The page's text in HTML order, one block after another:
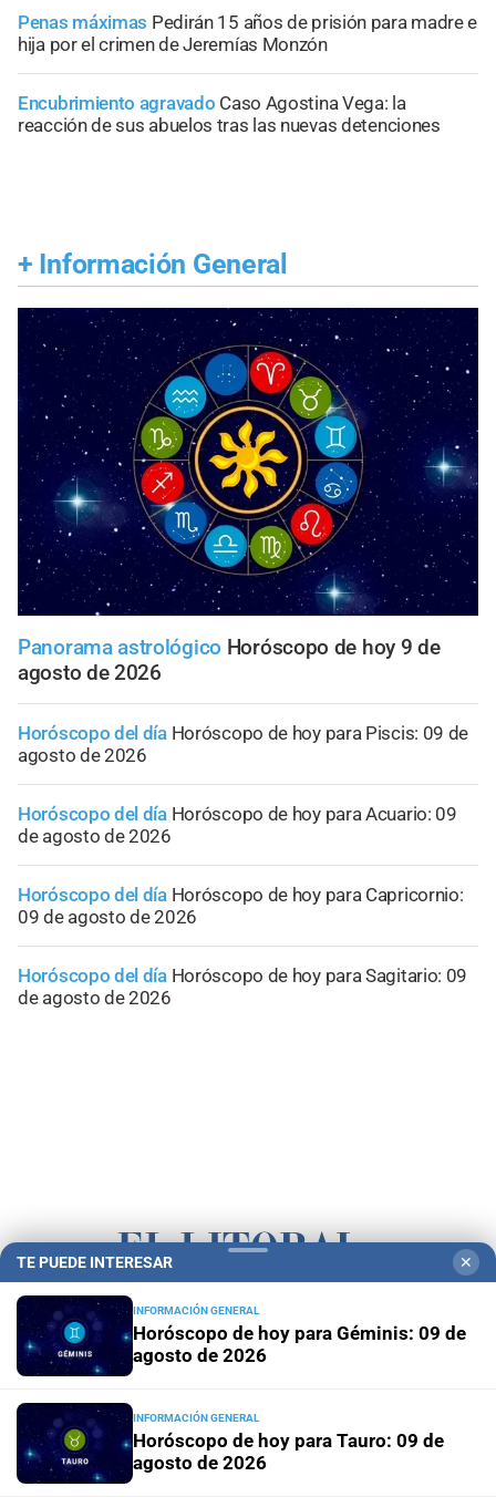
Penas máximas Pedirán 15 años de prisión para madre e
hija por el crimen de Jeremías Monzón
Encubrimiento agravado Caso Agostina Vega: la
reacción de sus abuelos tras las nuevas detenciones
+ Información General
Panorama astrológico Horóscopo de hoy 9 de
agosto de 2026
Horóscopo del día Horóscopo de hoy para Piscis: 09 de
agosto de 2026
Horóscopo del día Horóscopo de hoy para Acuario: 09
de agosto de 2026
Horóscopo del día Horóscopo de hoy para Capricornio:
09 de agosto de 2026
Horóscopo del día Horóscopo de hoy para Sagitario: 09
de agosto de 2026
Campolitoral Revista Nosotros
Podcasts
Mirador Provincial VivíMejor SF
TE PUEDE INTERESAR ✕
INFORMACIÓN GENERAL
Horóscopo de hoy para Géminis: 09 de
agosto de 2026
INFORMACIÓN GENERAL
Horóscopo de hoy para Tauro: 09 de
agosto de 2026